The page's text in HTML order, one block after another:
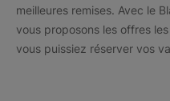
meilleures remises. Avec le
vous proposons les offres
vous puissiez réserver vos